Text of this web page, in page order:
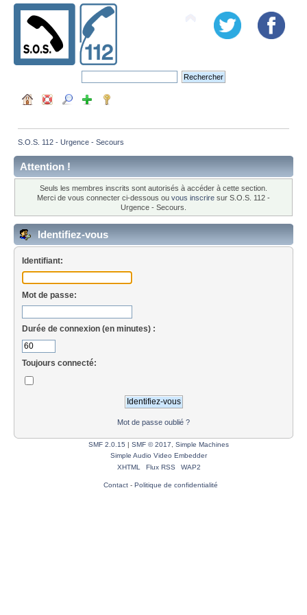
S.O.S. 112 - Urgence - Secours
Attention !
Seuls les membres inscrits sont autorisés à accéder à cette section.
Merci de vous connecter ci-dessous ou vous inscrire sur S.O.S. 112 -
Urgence - Secours.
Identifiez-vous
Identifiant:
Mot de passe:
Durée de connexion (en minutes) :
Toujours connecté:
Mot de passe oublié ?
SMF 2.0.15 | SMF © 2017
Simple Machines
Simple Audio Video Embedder
XHTML
Flux RSS WAP2
Contact- Politique de confidentialité